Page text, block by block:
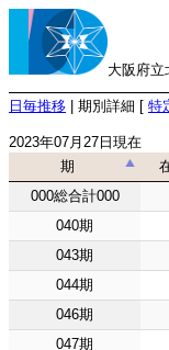
大阪府立
日毎推移 | 期別詳細 [ 特
2023年07月27日現在
期
期
000総合計000
040期
043期
044期
046期
047期